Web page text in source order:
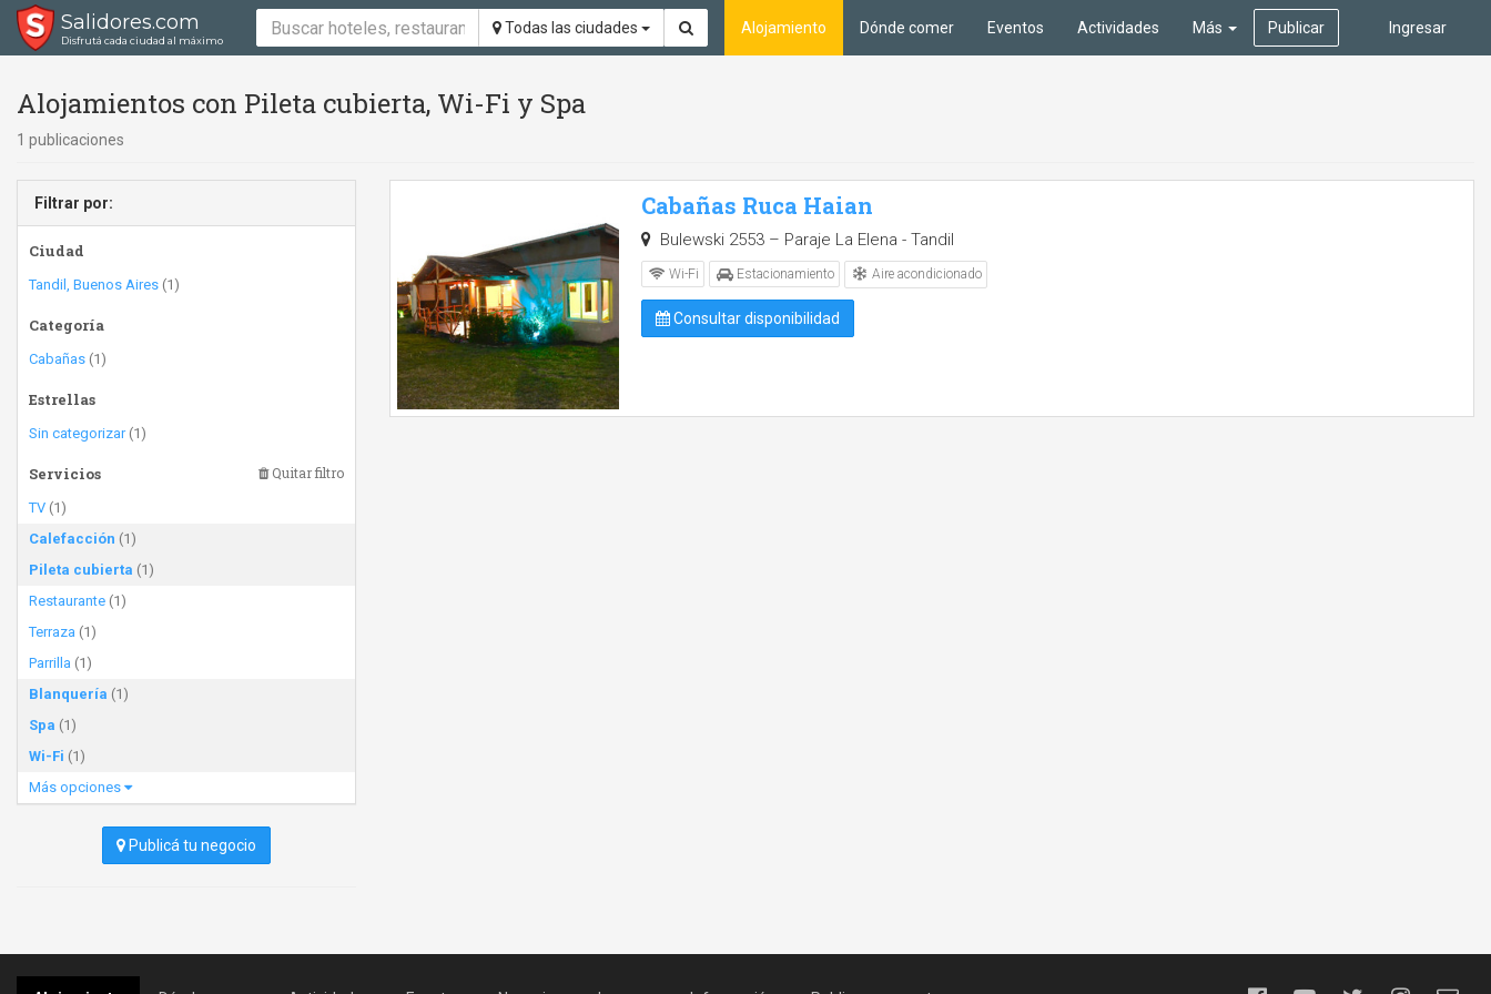
Salidores.com
Disfrutá cada ciudad al máximo
Todas las ciudades Ingresar
Alojamiento Dónde comer Eventos Actividades Más Publicar
Alojamientos con Pileta cubierta, Wi-Fi y Spa
1 publicaciones
Filtrar por:
Ciudad
Tandil, Buenos Aires (1)
Categoría
Cabañas (1)
Estrellas
Sin categorizar(1)
Servicios Quitar filtro
TV (1)
Calefacción (1)
Pileta cubierta (1)
Restaurante (1)
Terraza (1)
Parrilla (1)
Blanquería (1)
Spa (1)
Wi-Fi (1)
Más opciones
Publicá tu negocio
Cabañas Ruca Haian
Bulewski 2553 – Paraje La Elena - Tandil
Wi-Fi Estacionamiento Aire acondicionado
Consultar disponibilidad